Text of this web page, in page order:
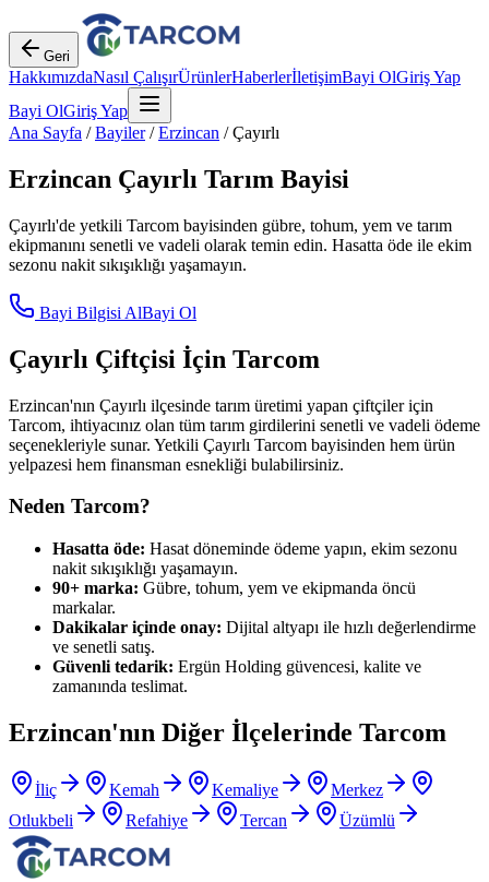
Geri
HakkımızdaNasıl ÇalışırÜrünlerHaberlerİletişimBayi OlGiriş Yap
Bayi OlGiriş Yap
Ana Sayfa /Bayiler/Erzincan /Çayırlı
Erzincan Çayırlı Tarım Bayisi
Çayırlı'de yetkili Tarcom bayisinden gübre, tohum, yem ve tarım
ekipmanını senetli ve vadeli olarak temin edin. Hasatta öde ile ekim
sezonu nakit sıkışıklığı yaşamayın.
Bayi Bilgisi AlBayi Ol
Çayırlı Çiftçisi İçin Tarcom
Erzincan'nın Çayırlı ilçesinde tarım üretimi yapan çiftçiler için
Tarcom, ihtiyacınız olan tüm tarım girdilerini senetli ve vadeli ödeme
seçenekleriyle sunar. Yetkili Çayırlı Tarcom bayisinden hem ürün
yelpazesi hem finansman esnekliği bulabilirsiniz.
Neden Tarcom?
Hasatta öde: Hasat döneminde ödeme yapın, ekim sezonu
nakit sıkışıklığı yaşamayın.
90+ marka: Gübre, tohum, yem ve ekipmanda öncü
markalar.
Dakikalar içinde onay: Dijital altyapı ile hızlı değerlendirme
ve senetli satış.
Güvenli tedarik: Ergün Holding güvencesi, kalite ve
zamanında teslimat.
Erzincan'nın Diğer İlçelerinde Tarcom
İliç Kemah Kemaliye
Merkez
Otlukbeli
Refahiye Tercan Üzümlü